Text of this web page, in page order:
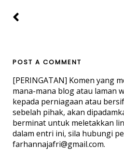
POST A COMMENT
[PERINGATAN] Komen yang
mana-mana blog atau laman
kepada perniagaan atau
sebelah pihak, akan
berminat untuk meletakkan
dalam entri ini, sila hubungi
farhannajafri@gmail.com.